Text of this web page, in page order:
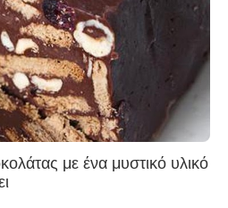
με ένα μυστικό υλικό